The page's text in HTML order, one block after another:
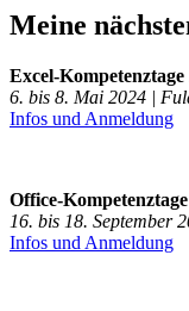
Meine
Excel-Kompetenztage
6. bis 8. Mai 2024 |
Infos und Anmeldung
Office-
16. bis 18. September
Infos und Anmeldung